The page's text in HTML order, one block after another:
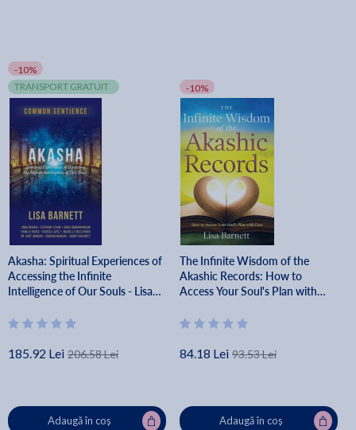
-10%
TRANSPORT GRATUIT
Akasha: Spiritual Experiences of
Accessing the Infinite
Intelligence of Our Souls - Lisa
185.92 Lei 206.58 Lei
Adaugă în coș
-10%
The Infinite Wisdom of the
Akashic Records: How to
Access Your Soul's Plan with
84.18 Lei 93.53 Lei
Adaugă în coș